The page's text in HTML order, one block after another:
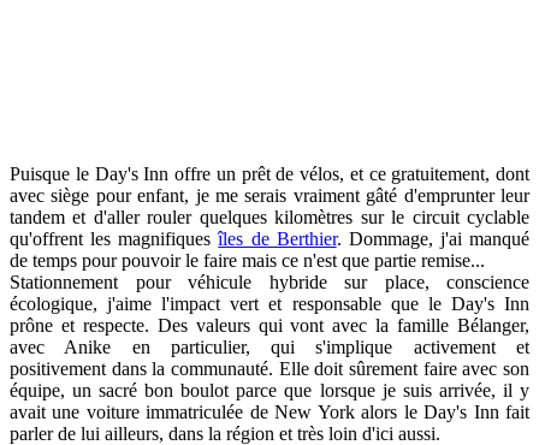
Puisque le Day's Inn offre un prêt de vélos, et ce gratuitement, dont
avec siège pour enfant, je me serais vraiment gâté d'emprunter leur
tandem et d'aller rouler quelques kilomètres sur le circuit cyclable
qu'offrent les magnifiquesîles de Berthier. Dommage, j'ai manqué
de temps pour pouvoir le faire mais ce n'est que partie remise...
Stationnement pour véhicule hybride sur place, conscience
écologique, j'aime l'impact vert et responsable que le Day's Inn
prône et respecte. Des valeurs qui vont avec la famille Bélanger,
avec Anike en particulier, qui s'implique activement et
positivement dans la communauté. Elle doit sûrement faire avec son
équipe, un sacré bon boulot parce que lorsque je suis arrivée, il y
avait une voiture immatriculée de New York alors le Day's Inn fait
parler de lui ailleurs, dans la région et très loin d'ici aussi.